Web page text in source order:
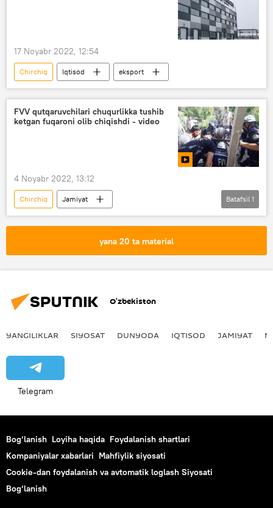
17 Noyabr 2022, 12:54
Chirchiq Iqtisod eksport
FVV qutqaruvchilari chuqurlikka tushib
ketgan fuqaroni olib chiqishdi - video
4 Noyabr 2022, 13:12
Chirchiq
Jamiyat
Favqulodda vaziyatlar vazirligi (FVV)
Batafsil 1
yana 20 ta material
O‘zbekiston
YANGILIKLAR SIYOSAT DUNYODA IQTISOD JAMIYAT
Telegram
Bog‘lanish Loyiha haqida Foydalanish shartlari
Kompaniyalar xabarlari Mahfiylik siyosati
Cookie-dan foydalanish va avtomatik loglash Siyosati
Bog‘lanish